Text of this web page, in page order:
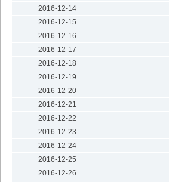
2016-12-14
2016-12-15
2016-12-16
2016-12-17
2016-12-18
2016-12-19
2016-12-20
2016-12-21
2016-12-22
2016-12-23
2016-12-24
2016-12-25
2016-12-26